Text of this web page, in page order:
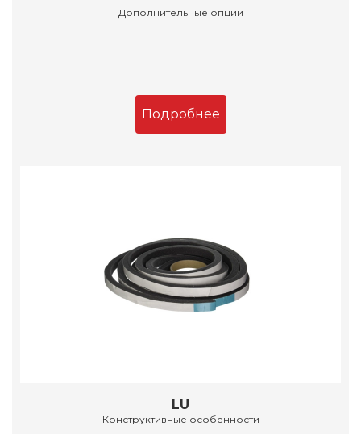
Дополнительные опции
Подробнее
LU
Конструктивные особенности